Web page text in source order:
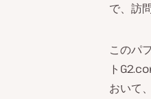
で、訪
このパ
ト
おいて